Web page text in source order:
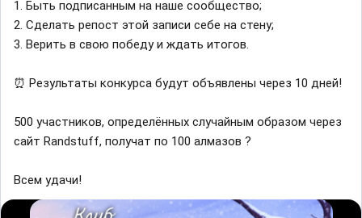
1. Быть подписанным на наше сообщество;
2. Сделать репост этой записи себе на стену;
3. Верить в свою победу и ждать итогов.
⏰ Результаты конкурса будут объявлены через 10 дней!
500 участников, определённых случайным образом через
сайт Randstuff, получат по 100 алмазов ?
Всем удачи!